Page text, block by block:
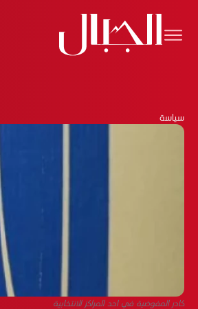
سياسة
كادر المفوضية في احد المراكز الانتخابية